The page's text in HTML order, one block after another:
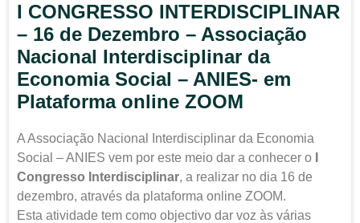
I CONGRESSO INTERDISCIPLINAR
– 16 de Dezembro – Associação
Nacional Interdisciplinar da
Economia Social – ANIES- em
Plataforma online ZOOM
A Associação Nacional Interdisciplinar da Economia
Social – ANIES vem por este meio dar a conhecer o
Congresso Interdisciplinar, a realizar no dia 16 de
dezembro, através da plataforma online ZOOM.
Esta atividade tem como objectivo dar voz às várias